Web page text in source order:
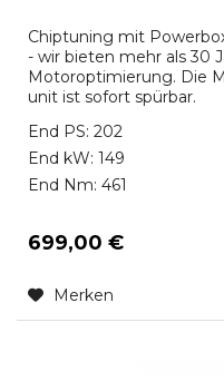
Chiptuning mit
- wir bieten mehr als 30
Motoroptimierung. Die
unit ist sofort spürbar.
End PS: 202
End kW: 149
End Nm: 461
699,00 €
Merken